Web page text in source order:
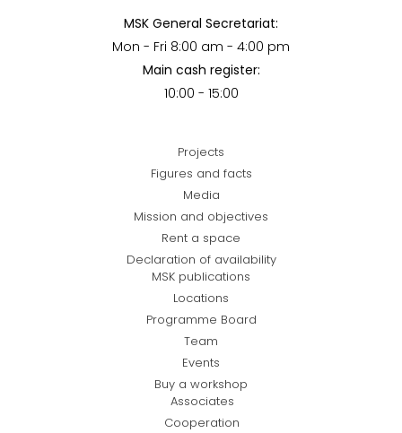
MSK General Secretariat:
Mon - Fri 8:00 am - 4:00 pm
Main cash register:
10:00 - 15:00
Projects
Figures and facts
Media
Mission and objectives
Rent a space
Declaration of availability
MSK publications
Locations
Programme Board
Team
Events
Buy a workshop
Associates
Cooperation